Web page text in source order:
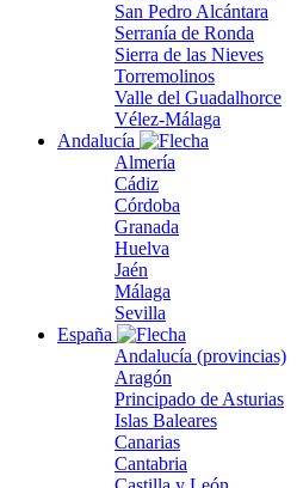
San Pedro Alcántara
Serranía de Ronda
Sierra de las Nieves
Torremolinos
Valle del Guadalhorce
Vélez-Málaga
Andalucía
Almería
Cádiz
Córdoba
Granada
Huelva
Jaén
Málaga
Sevilla
España
Andalucía (provincias)
Aragón
Principado de Asturias
Islas Baleares
Canarias
Cantabria